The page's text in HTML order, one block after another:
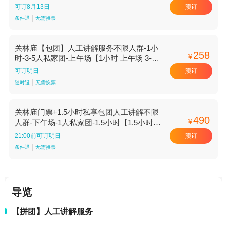
可订8月13日
条件退 无需换票
预订
关林庙【包团】人工讲解服务不限人群-1小
时-3-5人私家团-上午场【1小时 上午场 3-5
人私家团】
可订明日
随时退 无需换票
¥ 258
预订
关林庙门票+1.5小时私享包团人工讲解不限
人群-下午场-1人私家团-1.5小时【1.5小时
下午场 1人私家团】
21:00前可订明日
条件退 无需换票
¥490
预订
导览
【拼团】人工讲解服务